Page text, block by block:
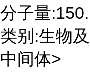
分子量
类别:生物
中间体>